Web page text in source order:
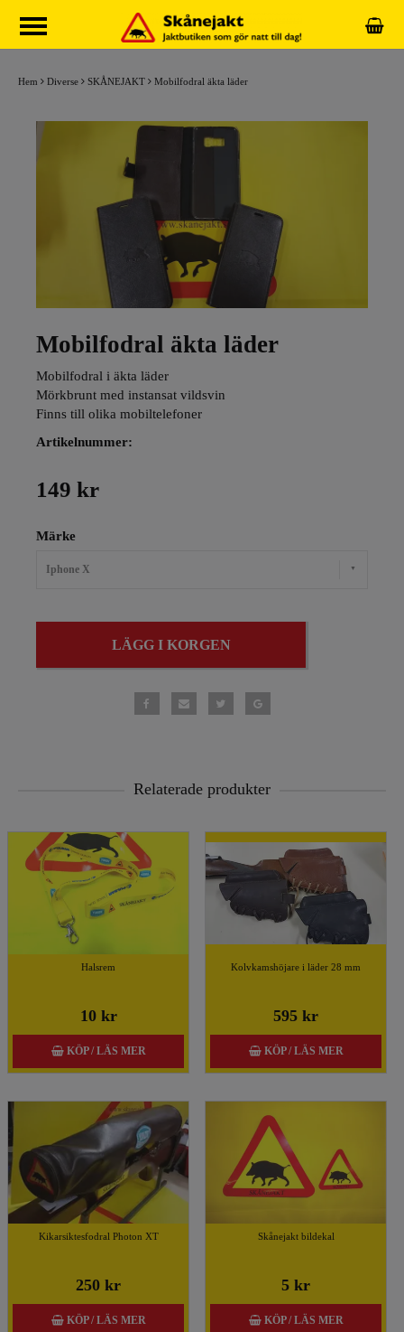
Hem Diverse SKÅNEJAKT Mobilfodral äkta läder
Mobilfodral äkta läder
Mobilfodral i äkta läder
Mörkbrunt med instansat vildsvin
Finns till olika mobiltelefoner
Artikelnummer:
149 kr
Märke
Iphone X
LÄGG I KORGEN
Relaterade produkter
Halsrem
10 kr
KÖP / LÄS MER
Kolvkamshöjare i läder 28 mm
595 kr
KÖP / LÄS MER
Kikarsiktesfodral Photon XT
250 kr
KÖP / LÄS MER
Skånejakt bildekal
5 kr
KÖP / LÄS MER